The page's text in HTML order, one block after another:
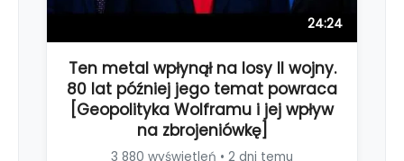
24:24
Ten metal wpłynął na losy II wojny.
80 lat później jego temat powraca
[Geopolityka Wolframu i jej wpływ
na zbrojeniówkę]
3 880 wyświetleń • 2 dni temu